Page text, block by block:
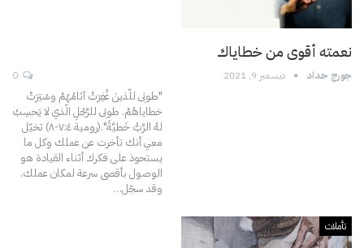
نعمته أقوى من خطاياك
جورج حداد ديسمبر 9, 2021
"طوبَى للّذينَ غُفِرَتْ آثامُهُمْ وسُتِرَتْ
خطاياهُمْ. طوبَى للرَّجُلِ الّذي لا يَحسِبُ
لهُ الرَّبُّ خَطيَّةً".(رومية ۷:٤-٨)
تخيّل
معي أنك تأخرت عن عملك وكل ما
يستحوذ على فكرك أثناء القيادة هو
الوصول بأقصى سرعة لمكان عملك.
وقد سجّل…
تأملات